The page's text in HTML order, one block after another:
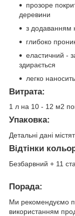
прозоре
деревини
з додаванням
глибоко
еластичний -
здирається
легко
Витрата:
1 л на 10 - 12 м2
Упаковка:
Детальні дані
Відтінки
Безбарвний + 11
Порада:
Ми рекомендуємо
використанням